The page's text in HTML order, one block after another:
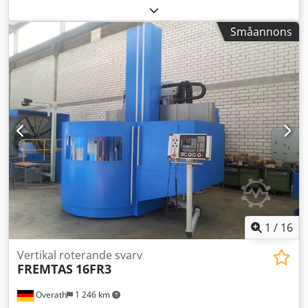
1500 mm Styrsystem Siemens Verktygsväxlare 20
positioner Typ 840 D mm Arbetsstyckesvikt 10000 kg
Supportjustering 1000 mm Stötseldimensioner 240x240
mm Varvtal 250 varv/min Huvudmotor 45 kW De tekniska
uppgifterna är tillverkarens eller operatörens angivelser
och är därmed ej bindande för oss. Mellanförsäljning
förbehålles; våra allmänna affärs- och försäljningsvillkor
gäller uteslutande. Om oss mer än 400 egna maskiner i
lager över 15 000 m² lageryta, traverskapacitet 70 ton mer
än 10 000 tillbehörsartiklar för din verkstad Dksdpfeyq
Sxfjx Aa Uer Vill du sälja maskiner, produktionslinjer eller
din verksamhet, kontakta oss gärna. Fler erbjudanden
finns på vår hemsida. Visningar är möjliga efter
överenskommelse. Vi ser fram emot ditt besök. Ditt Markus
Hirsch Team
Småannons
1 / 16
Overath 1 246 km
Vertikal roterande svarv
FREMTAS 16FR3